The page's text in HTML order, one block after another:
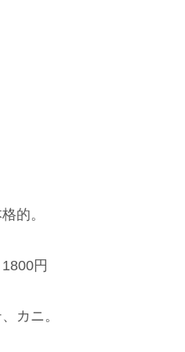
的。
円
カニ。